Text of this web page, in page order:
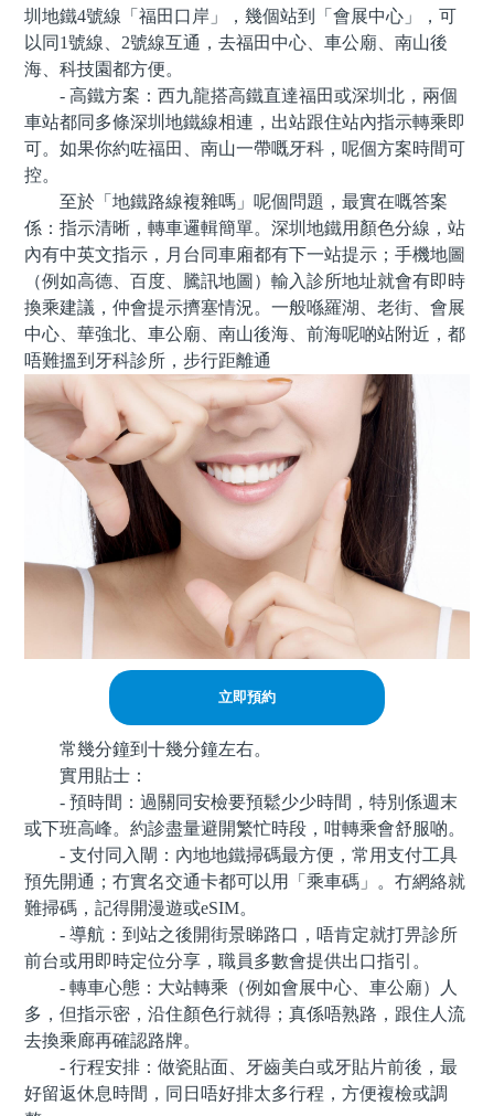
圳地鐵4號線「福田口岸」，幾個站到「會展中心」，可
以同1號線、2號線互通，去福田中心、車公廟、南山後
海、科技園都方便。
- 高鐵方案：西九龍搭高鐵直達福田或深圳北，兩個
車站都同多條深圳地鐵線相連，出站跟住站內指示轉乘即
可。如果你約咗福田、南山一帶嘅牙科，呢個方案時間可
控。
至於「地鐵路線複雜嗎」呢個問題，最實在嘅答案
係：指示清晰，轉車邏輯簡單。深圳地鐵用顏色分線，站
內有中英文指示，月台同車廂都有下一站提示；手機地圖
（例如高德、百度、騰訊地圖）輸入診所地址就會有即時
換乘建議，仲會提示擠塞情況。一般喺羅湖、老街、會展
中心、華強北、車公廟、南山後海、前海呢啲站附近，都
唔難搵到牙科診所，步行距離通
立即預約
常幾分鐘到十幾分鐘左右。
實用貼士：
- 預時間：過關同安檢要預鬆少少時間，特別係週末
或下班高峰。約診盡量避開繁忙時段，咁轉乘會舒服啲。
- 支付同入閘：內地地鐵掃碼最方便，常用支付工具
預先開通；冇實名交通卡都可以用「乘車碼」。冇網絡就
難掃碼，記得開漫遊或eSIM。
- 導航：到站之後開街景睇路口，唔肯定就打畀診所
前台或用即時定位分享，職員多數會提供出口指引。
- 轉車心態：大站轉乘（例如會展中心、車公廟）人
多，但指示密，沿住顏色行就得；真係唔熟路，跟住人流
去換乘廊再確認路牌。
- 行程安排：做瓷貼面、牙齒美白或牙貼片前後，最
好留返休息時間，同日唔好排太多行程，方便複檢或調